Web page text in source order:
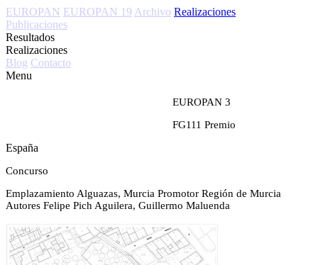
EUROPAN EUROPAN 19 Archivo Realizaciones
Publicaciones
Resultados
Realizaciones
Blog Contacto
Menu
EUROPAN 3
FG111 Premio
España
Concurso
Emplazamiento Alguazas, Murcia Promotor Región de Murcia
Autores Felipe Pich Aguilera, Guillermo Maluenda